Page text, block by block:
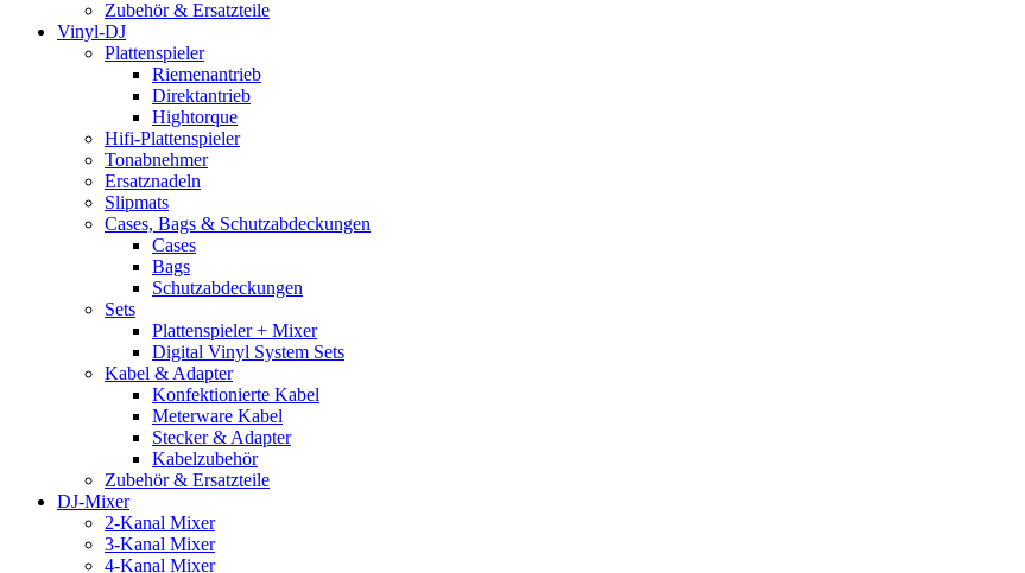
Zubehör & Ersatzteile
Vinyl-DJ
Plattenspieler
Riemenantrieb
Direktantrieb
Hightorque
Hifi-Plattenspieler
Tonabnehmer
Ersatznadeln
Slipmats
Cases, Bags & Schutzabdeckungen
Cases
Bags
Schutzabdeckungen
Sets
Plattenspieler + Mixer
Digital Vinyl System Sets
Kabel & Adapter
Konfektionierte Kabel
Meterware Kabel
Stecker & Adapter
Kabelzubehör
Zubehör & Ersatzteile
DJ-Mixer
2-Kanal Mixer
3-Kanal Mixer
4-Kanal Mixer